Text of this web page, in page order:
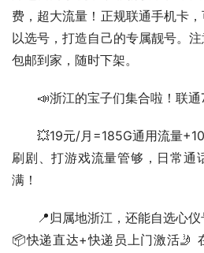
费，超大流量！正规联通手机卡
以选号，打造自己的专属靓号。
包邮到家，随时下架。
💥19元/月=185G通用流量
刷剧、打游戏流量管够，日常通
满！
📍归属地浙江，还能自选心
📦快递直达+快递员上门激活🤳